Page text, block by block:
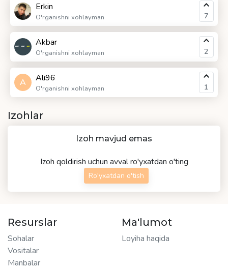
Erkin
O'rganishni xohlayman 7
Akbar
O'rganishni xohlayman 2
A Ali96
O'rganishni xohlayman 1
Izohlar
Izoh mavjud emas
Izoh qoldirish uchun avval ro'yxatdan o'ting
Ro'yxatdan o'tish
Resurslar
Sohalar
Vositalar
Manbalar
Ma'lumot
Loyiha haqida